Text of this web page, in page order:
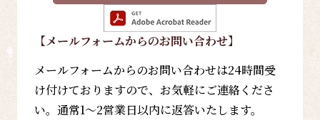
【メールフォームからのお問い合わせ】
メールフォームからのお問い合わせは24時間受
け付けておりますので、お気軽にご連絡くださ
い。通常1～2営業日以内に返答いたします。